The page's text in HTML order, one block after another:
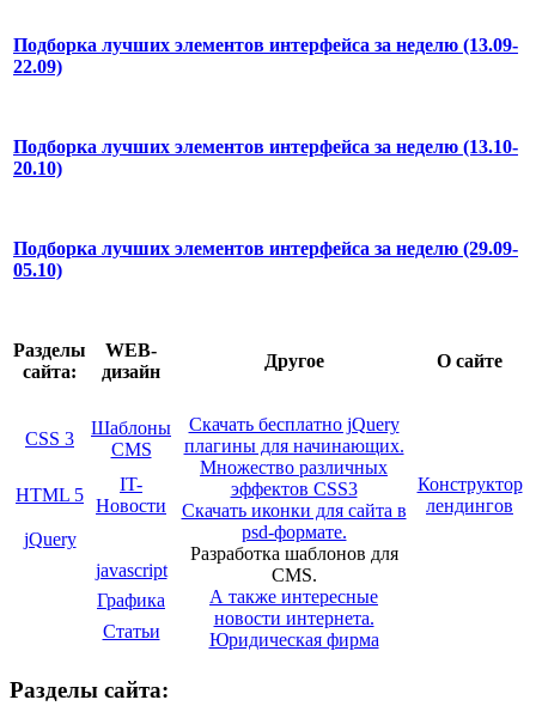
Подборка лучших элементов интерфейса за неделю (13.09-
22.09)
Подборка лучших элементов интерфейса за неделю (13.10-
20.10)
Подборка лучших элементов интерфейса за неделю (29.09-
05.10)
Разделы
сайта:
WEB-
дизайн
Другое О сайте
CSS 3
Шаблоны
CMS
Скачать бесплатно jQuery
плагины для начинающих.
Множество различных
эффектов CSS3
Скачать иконки для сайта в
psd-формате.
Разработка шаблонов для
CMS.
А также интересные
новости интернета.
Юридическая фирма
HTML 5
IT-
Новости
Конструктор
лендингов
jQuery
javascript
Графика
Статьи
Разделы сайта: